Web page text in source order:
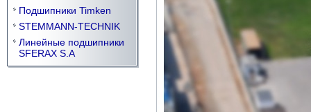
Подшипники Timken
STEMMANN-TECHNIK
Линейные подшипники
SFERAX S.A